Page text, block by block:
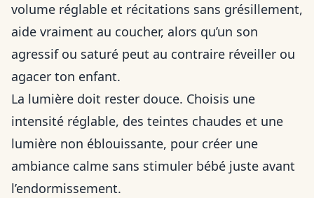
volume réglable et récitations sans grésillement,
aide vraiment au coucher, alors qu’un son
agressif ou saturé peut au contraire réveiller ou
agacer ton enfant.
La lumière doit rester douce. Choisis une
intensité réglable, des teintes chaudes et une
lumière non éblouissante, pour créer une
ambiance calme sans stimuler bébé juste avant
l’endormissement.